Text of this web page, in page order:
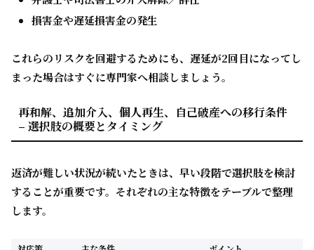
損害金や遅延損害金の発生
これらのリスクを回避するためにも、遅延が2回目になってし
まった場合はすぐに専門家へ相談しましょう。
再和解、追加介入、個人再生、自己破産への移行条件
– 選択肢の概要とタイミング
返済が難しい状況が続いたときは、早い段階で選択肢を検討
することが重要です。それぞれの主な特徴をテーブルで整理
します。